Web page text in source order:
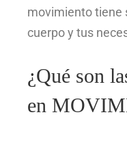
movimiento tiene
cuerpo y tus
¿Qué son
en